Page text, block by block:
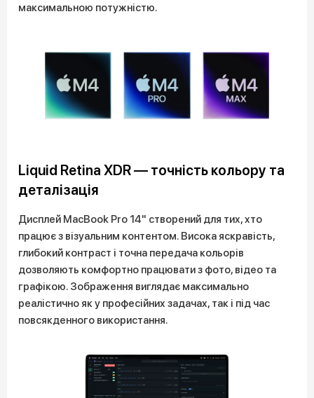
максимальною потужністю.
Liquid Retina XDR — точність кольору та
деталізація
Дисплей MacBook Pro 14" створений для тих, хто
працює з візуальним контентом. Висока яскравість,
глибокий контраст і точна передача кольорів
дозволяють комфортно працювати з фото, відео та
графікою. Зображення виглядає максимально
реалістично як у професійних задачах, так і під час
повсякденного використання.